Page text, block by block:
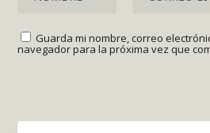
Guarda mi nombre, correo
navegador para la próxima vez que